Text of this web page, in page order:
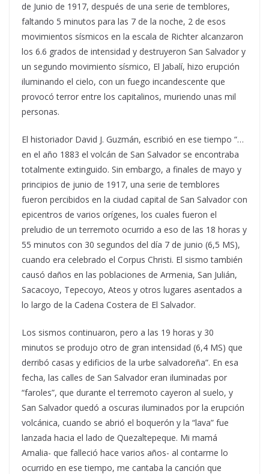
de Junio de 1917, después de una serie de temblores,
faltando 5 minutos para las 7 de la noche, 2 de esos
movimientos sísmicos en la escala de Richter alcanzaron
los 6.6 grados de intensidad y destruyeron San Salvador y
un segundo movimiento sísmico, El Jabalí, hizo erupción
iluminando el cielo, con un fuego incandescente que
provocó terror entre los capitalinos, muriendo unas mil
personas.
El historiador David J. Guzmán, escribió en ese tiempo “…
en el año 1883 el volcán de San Salvador se encontraba
totalmente extinguido. Sin embargo, a finales de mayo y
principios de junio de 1917, una serie de temblores
fueron percibidos en la ciudad capital de San Salvador con
epicentros de varios orígenes, los cuales fueron el
preludio de un terremoto ocurrido a eso de las 18 horas y
55 minutos con 30 segundos del día 7 de junio (6,5 MS),
cuando era celebrado el Corpus Christi. El sismo también
causó daños en las poblaciones de Armenia, San Julián,
Sacacoyo, Tepecoyo, Ateos y otros lugares asentados a
lo largo de la Cadena Costera de El Salvador.
Los sismos continuaron, pero a las 19 horas y 30
minutos se produjo otro de gran intensidad (6,4 MS) que
derribó casas y edificios de la urbe salvadoreña”. En esa
fecha, las calles de San Salvador eran iluminadas por
“faroles”, que durante el terremoto cayeron al suelo, y
San Salvador quedó a oscuras iluminados por la erupción
volcánica, cuando se abrió el boquerón y la “lava” fue
lanzada hacia el lado de Quezaltepeque. Mi mamá
Amalia- que falleció hace varios años- al contarme lo
ocurrido en ese tiempo, me cantaba la canción que